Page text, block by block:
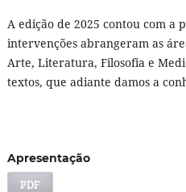
A edição de 2025 contou com a
intervenções abrangeram as
Arte, Literatura, Filosofia e
textos, que adiante damos a
Apresentação
PDF